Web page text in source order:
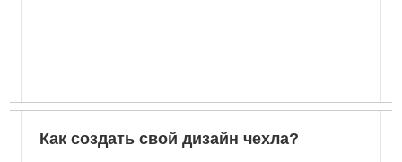
Как создать свой дизайн чехла?